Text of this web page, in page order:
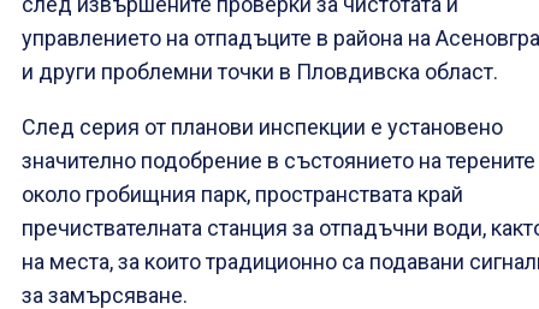
управлението на отпадъците в района на
и други проблемни точки в Пловдивска област.
След серия от планови инспекции е установено
значително подобрение в състоянието на терените
около гробищния парк, пространствата край
пречиствателната станция за отпадъчни води,
на места, за които традиционно са подавани
за замърсяване.